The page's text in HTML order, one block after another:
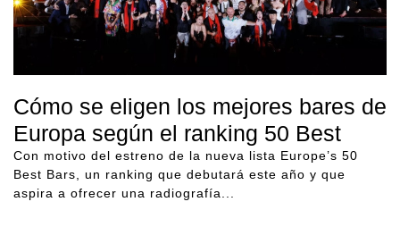
Cómo se eligen los mejores bares de
Europa según el ranking 50 Best
Con motivo del estreno de la nueva lista Europe’s 50
Best Bars, un ranking que debutará este año y que
aspira a ofrecer una radiografía...